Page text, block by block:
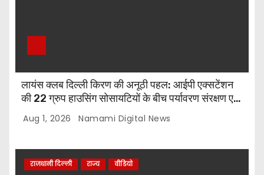
लायंस क्लब दिल्ली किरण की अनूठी पहल: आईपी एक्सटेंशन
की 22 ग्रुप हाउसिंग सोसायटियों के बीच पर्यावरण संरक्षण एवं
पौधारोपण प्रतियोगिता, संयोजक लायन सुरेश बिंदल की अहम
भूमिका
Aug 1, 2026 Namami Digital News
राजधानी दिल्ली राज्य वीडियो